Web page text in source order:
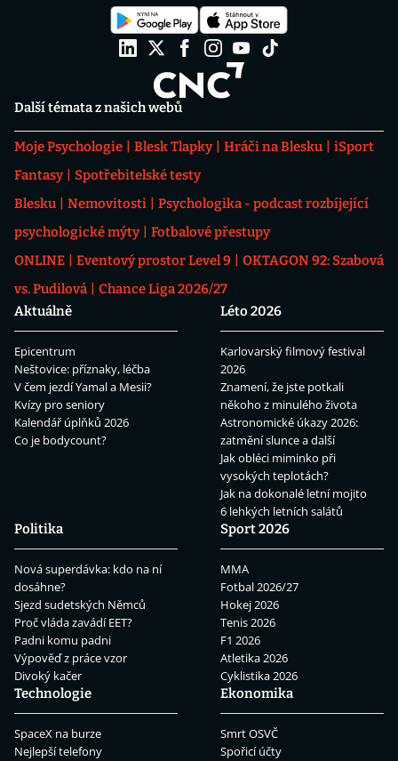
Další témata z našich webů
Moje Psychologie Blesk Tlapky Hráči na Blesku
iSport
Fantasy
Spotřebitelské testy
Blesku
Nemovitosti
Psychologika - podcast rozbíjející
psychologické mýty
Fotbalové přestupy
ONLINE
Eventový prostor Level 9
OKTAGON 92: Szabová
vs. Pudilová
Chance Liga 2026/27
Aktuálně
Epicentrum
Neštovice: příznaky, léčba
V čem jezdí Yamal a Mesii?
Kvízy pro seniory
Kalendář úplňků 2026
Co je bodycount?
Léto 2026
Karlovarský filmový festival
2026
Znamení, že jste potkali
někoho z minulého života
Astronomické úkazy 2026:
zatmění slunce a další
Jak obléci miminko při
vysokých teplotách?
Jak na dokonalé letní mojito
6 lehkých letních salátů
Politika
Nová superdávka: kdo na ní
dosáhne?
Sjezd sudetských Němců
Proč vláda zavádí EET?
Padni komu padni
Výpověď z práce vzor
Divoký kačer
Sport 2026
MMA
Fotbal 2026/27
Hokej 2026
Tenis 2026
F1 2026
Atletika 2026
Cyklistika 2026
Technologie
SpaceX na burze
Nejlepší telefony
Ekonomika
Smrt OSVČ
Spořicí účty